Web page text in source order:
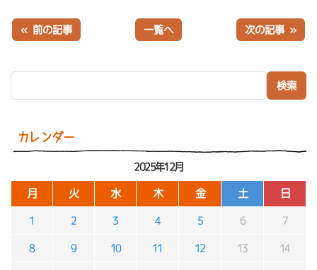
カレンダー
2025年12月
月 火 水 木 金 土 日
1 2 3 4 5 6 7
8 9 10 11 12 13 14
« 前の記事 一覧へ 次の記事 »